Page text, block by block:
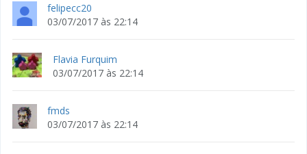
felipecc20
03/07/2017 às 22:14
Flavia Furquim
03/07/2017 às 22:14
fmds
03/07/2017 às 22:14